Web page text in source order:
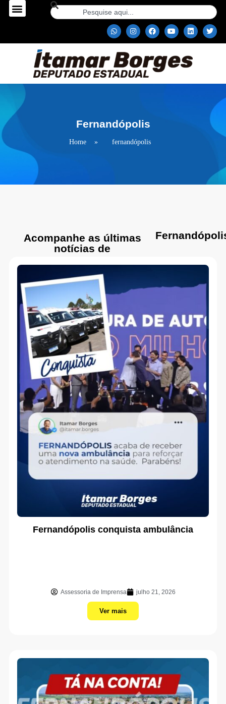
Fernandópolis
Home » fernandópolis
Acompanhe as últimas
notícias de
Fernandópolis conquista ambulância
Assessoria de Imprensa julho 21, 2026
Ver mais